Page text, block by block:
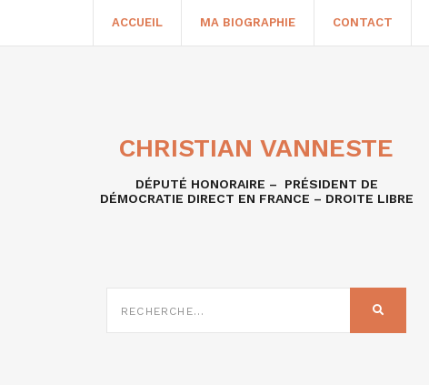
ACCUEIL MA BIOGRAPHIE CONTACT
CHRISTIAN VANNESTE
DÉPUTÉ HONORAIRE – PRÉSIDENT DE
DÉMOCRATIE DIRECT EN FRANCE – DROITE LIBRE
SUR